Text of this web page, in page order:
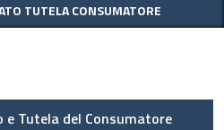
TUTELA CONSUMATORE
e Tutela del Consumatore